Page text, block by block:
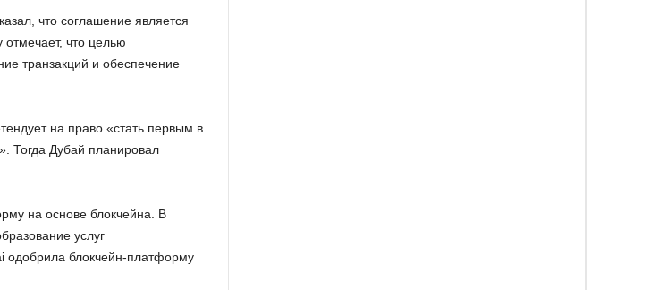
что соглашение является
что целью
транзакций и обеспечение
на право «стать первым в
Тогда Дубай планировал
на основе блокчейна. В
услуг
одобрила блокчейн-платформу